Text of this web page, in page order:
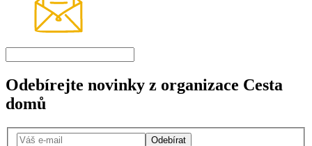
Odebírejte novinky z organizace Cesta
domů
Odebírat